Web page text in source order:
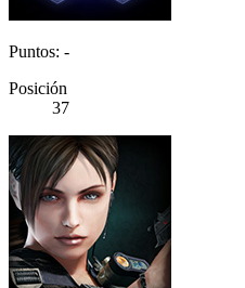
Puntos: -
Posición
37